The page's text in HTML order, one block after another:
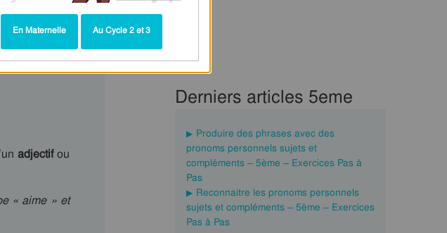
adjectifou
« aime » et
Derniers articles 5eme
Produire des phrases avec des
pronoms personnels sujets et
compléments – 5ème – Exercices Pas à
Pas
Reconnaitre les pronoms personnels
sujets et compléments – 5ème – Exercices
Pas à Pas
En Maternelle Au Cycle 2 et 3